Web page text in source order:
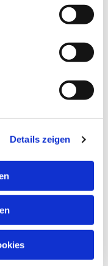
Details zeigen